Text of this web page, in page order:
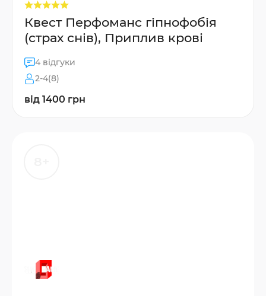
Квест Перфоманс гіпнофобія
(страх снів), Приплив крові
4 відгуки
2-4(8)
від 1400 грн